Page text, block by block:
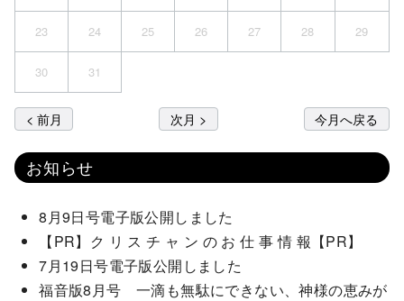
23 24 25 26 27 28 29
30 31
< 前月 次月 > 今月へ戻る
お知らせ
8月9日号電子版公開しました
【PR】ク リ ス チ ャ ン の お 仕 事 情 報【PR】
7月19日号電子版公開しました
福音版8月号 一滴も無駄にできない、神様の恵みが